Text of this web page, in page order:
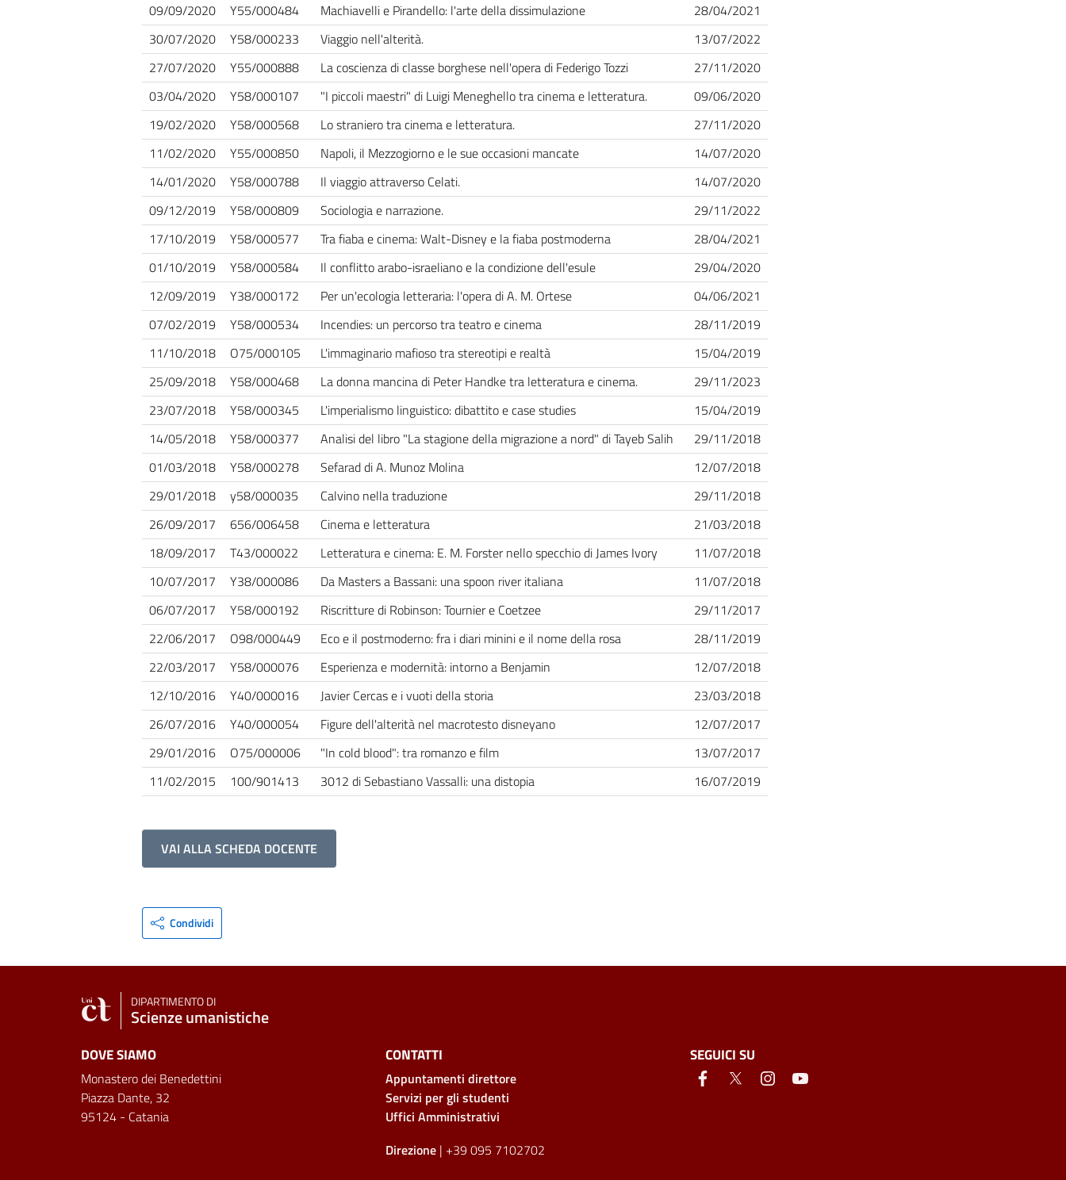
09/09/2020
Y55/000484 Machiavelli e Pirandello: l'arte della dissimulazione
28/04/2021
30/07/2020
Y58/000233 Viaggio nell'alterità.
13/07/2022
27/07/2020
Y55/000888 La coscienza di classe borghese nell'opera di Federigo Tozzi
27/11/2020
03/04/2020
Y58/000107 "I piccoli maestri" di Luigi Meneghello tra cinema e letteratura.
09/06/2020
19/02/2020
Y58/000568 Lo straniero tra cinema e letteratura.
27/11/2020
11/02/2020
Y55/000850 Napoli, il Mezzogiorno e le sue occasioni mancate
14/07/2020
14/01/2020
Y58/000788 Il viaggio attraverso Celati.
14/07/2020
09/12/2019
Y58/000809 Sociologia e narrazione.
29/11/2022
17/10/2019
Y58/000577 Tra fiaba e cinema: Walt-Disney e la fiaba postmoderna
28/04/2021
01/10/2019
Y58/000584 Il conflitto arabo-israeliano e la condizione dell'esule
29/04/2020
12/09/2019
Y38/000172 Per un'ecologia letteraria: l'opera di A. M. Ortese
04/06/2021
07/02/2019
Y58/000534 Incendies: un percorso tra teatro e cinema
28/11/2019
11/10/2018
O75/000105 L'immaginario mafioso tra stereotipi e realtà
15/04/2019
25/09/2018
Y58/000468 La donna mancina di Peter Handke tra letteratura e cinema.
29/11/2023
23/07/2018
Y58/000345 L'imperialismo linguistico: dibattito e case studies
15/04/2019
14/05/2018
Y58/000377 Analisi del libro "La stagione della migrazione a nord" di Tayeb Salih
29/11/2018
01/03/2018
Y58/000278 Sefarad di A. Munoz Molina
12/07/2018
29/01/2018
y58/000035 Calvino nella traduzione
29/11/2018
26/09/2017
656/006458 Cinema e letteratura
21/03/2018
18/09/2017
T43/000022 Letteratura e cinema: E. M. Forster nello specchio di James Ivory
11/07/2018
10/07/2017
Y38/000086 Da Masters a Bassani: una spoon river italiana
11/07/2018
06/07/2017
Y58/000192 Riscritture di Robinson: Tournier e Coetzee
29/11/2017
22/06/2017
O98/000449 Eco e il postmoderno: fra i diari minini e il nome della rosa
28/11/2019
22/03/2017
Y58/000076 Esperienza e modernità: intorno a Benjamin
12/07/2018
12/10/2016
Y40/000016 Javier Cercas e i vuoti della storia
23/03/2018
26/07/2016
Y40/000054 Figure dell'alterità nel macrotesto disneyano
12/07/2017
29/01/2016
O75/000006 "In cold blood": tra romanzo e film
13/07/2017
11/02/2015
100/901413 3012 di Sebastiano Vassalli: una distopia 16/07/2019
VAI ALLA SCHEDA DOCENTE
Condividi
DIPARTIMENTO DI
Scienze umanistiche
DOVE SIAMO
Monastero dei Benedettini
Piazza Dante, 32
95124 - Catania
CONTATTI
Appuntamenti direttore
Servizi per gli studenti
Uffici Amministrativi
Direzione| +39 095 7102702
SEGUICI SU